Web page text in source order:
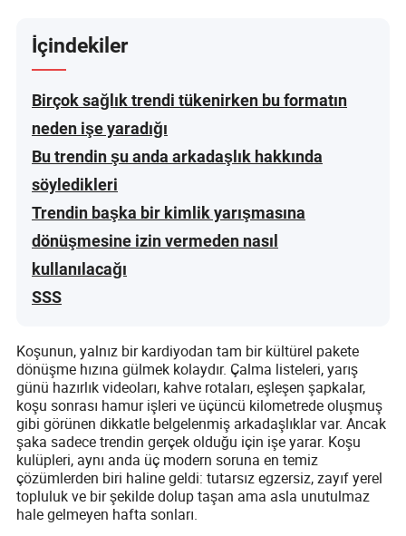
İçindekiler
Birçok sağlık trendi tükenirken bu formatın
neden işe yaradığı
Bu trendin şu anda arkadaşlık hakkında
söyledikleri
Trendin başka bir kimlik yarışmasına
dönüşmesine izin vermeden nasıl
kullanılacağı
SSS
Koşunun, yalnız bir kardiyodan tam bir kültürel pakete
dönüşme hızına gülmek kolaydır. Çalma listeleri, yarış
günü hazırlık videoları, kahve rotaları, eşleşen şapkalar,
koşu sonrası hamur işleri ve üçüncü kilometrede oluşmuş
gibi görünen dikkatle belgelenmiş arkadaşlıklar var. Ancak
şaka sadece trendin gerçek olduğu için işe yarar. Koşu
kulüpleri, aynı anda üç modern soruna en temiz
çözümlerden biri haline geldi: tutarsız egzersiz, zayıf yerel
topluluk ve bir şekilde dolup taşan ama asla unutulmaz
hale gelmeyen hafta sonları.